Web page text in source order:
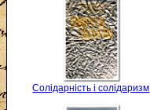
Солідарність і солідаризм